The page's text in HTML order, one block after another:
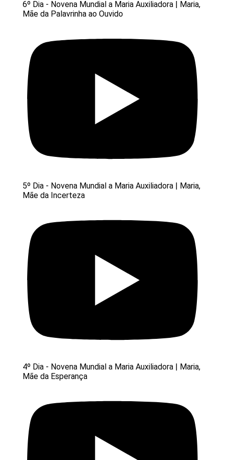
6º Dia - Novena Mundial a Maria Auxiliadora | Maria,
Mãe da Palavrinha ao Ouvido
5º Dia - Novena Mundial a Maria Auxiliadora | Maria,
Mãe da Incerteza
4º Dia - Novena Mundial a Maria Auxiliadora | Maria,
Mãe da Esperança